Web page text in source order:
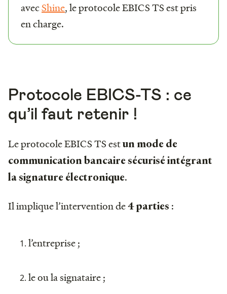
avecShine, le protocole EBICS TS est pris
en charge.
Protocole EBICS-TS : ce
qu’il faut retenir !
Le protocole EBICS TS estun mode de
communication bancaire sécurisé intégrant
la signature électronique.
Il implique l’intervention de4 parties :
l’entreprise ;
le ou la signataire ;